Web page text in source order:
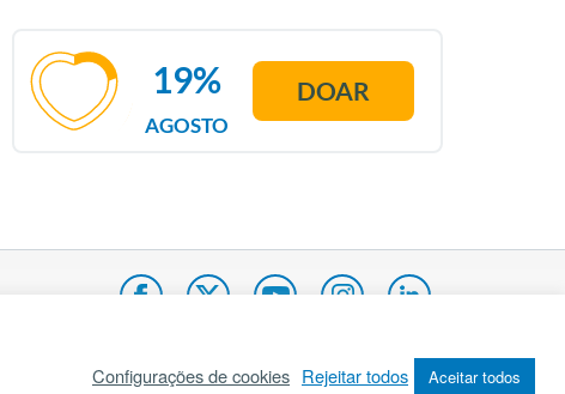
AGOSTO
19% DOAR
Mapa do site Internacional
Configurações de cookies Rejeitar todos Aceitar todos